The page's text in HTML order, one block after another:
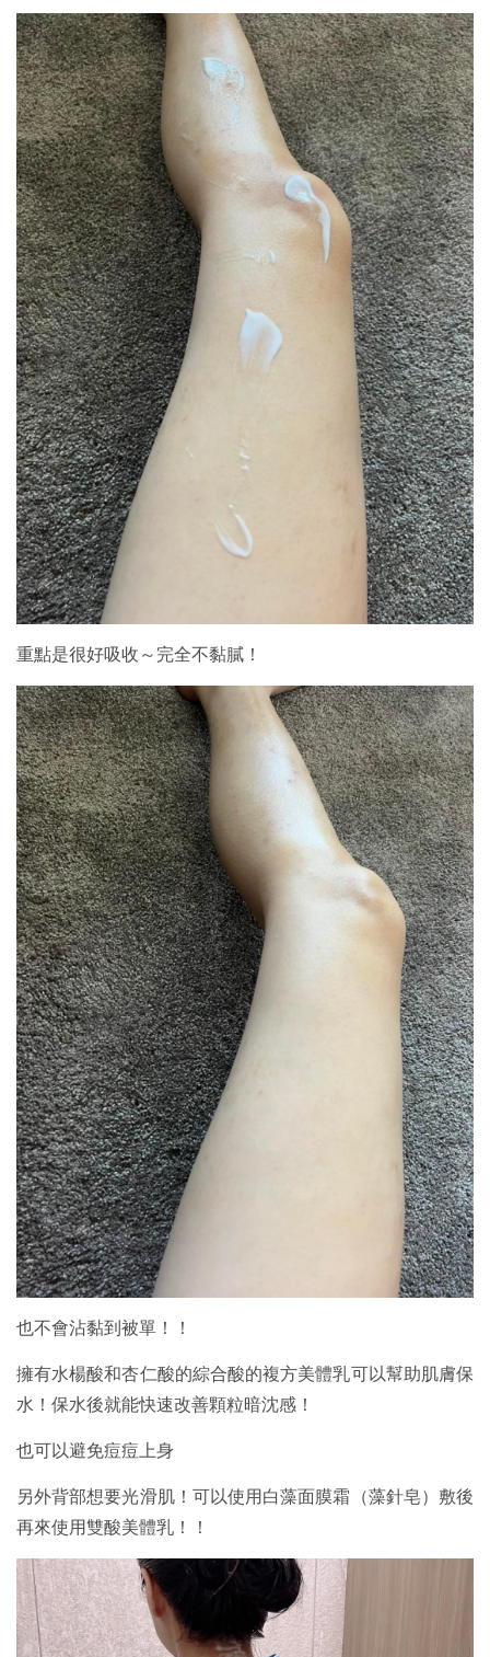
重點是很好吸收～完全不黏膩！
也不會沾黏到被單！！
擁有水楊酸和杏仁酸的綜合酸的複方美體乳可以幫助肌膚保
水！保水後就能快速改善顆粒暗沈感！
也可以避免痘痘上身
另外背部想要光滑肌！可以使用白藻面膜霜（藻針皂）敷後
再來使用雙酸美體乳！！